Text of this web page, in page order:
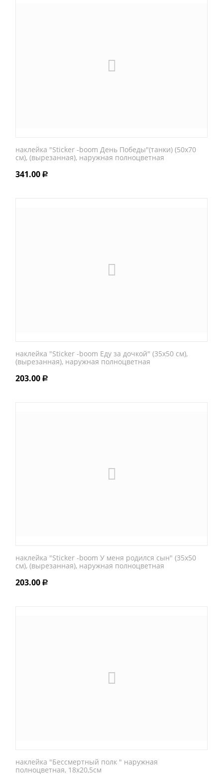
наклейка "Sticker -boom День Победы"(танки) (50х70
см), (вырезанная), наружная полноцветная
341.00 Р
наклейка "Sticker -boom Еду за дочкой" (35х50 см),
(вырезанная), наружная полноцветная
203.00 Р
наклейка "Sticker -boom У меня родился сын" (35х50
см), (вырезанная), наружная полноцветная
203.00 Р
наклейка "Бессмертный полк " наружная
полноцветная, 18х20,5см